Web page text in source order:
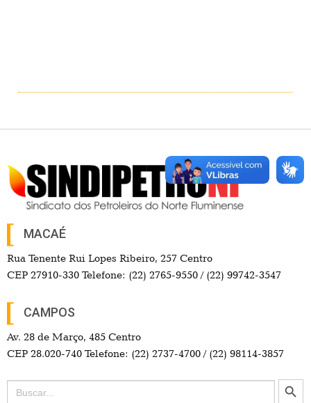
MACAÉ
Rua Tenente Rui Lopes Ribeiro, 257 Centro
CEP 27910-330 Telefone: (22) 2765-9550 / (22) 99742-3547
CAMPOS
Av. 28 de Março, 485 Centro
CEP 28.020-740 Telefone: (22) 2737-4700 / (22) 98114-3857
Search
for:
Search Button